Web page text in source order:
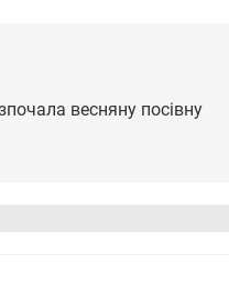
весняну посівну